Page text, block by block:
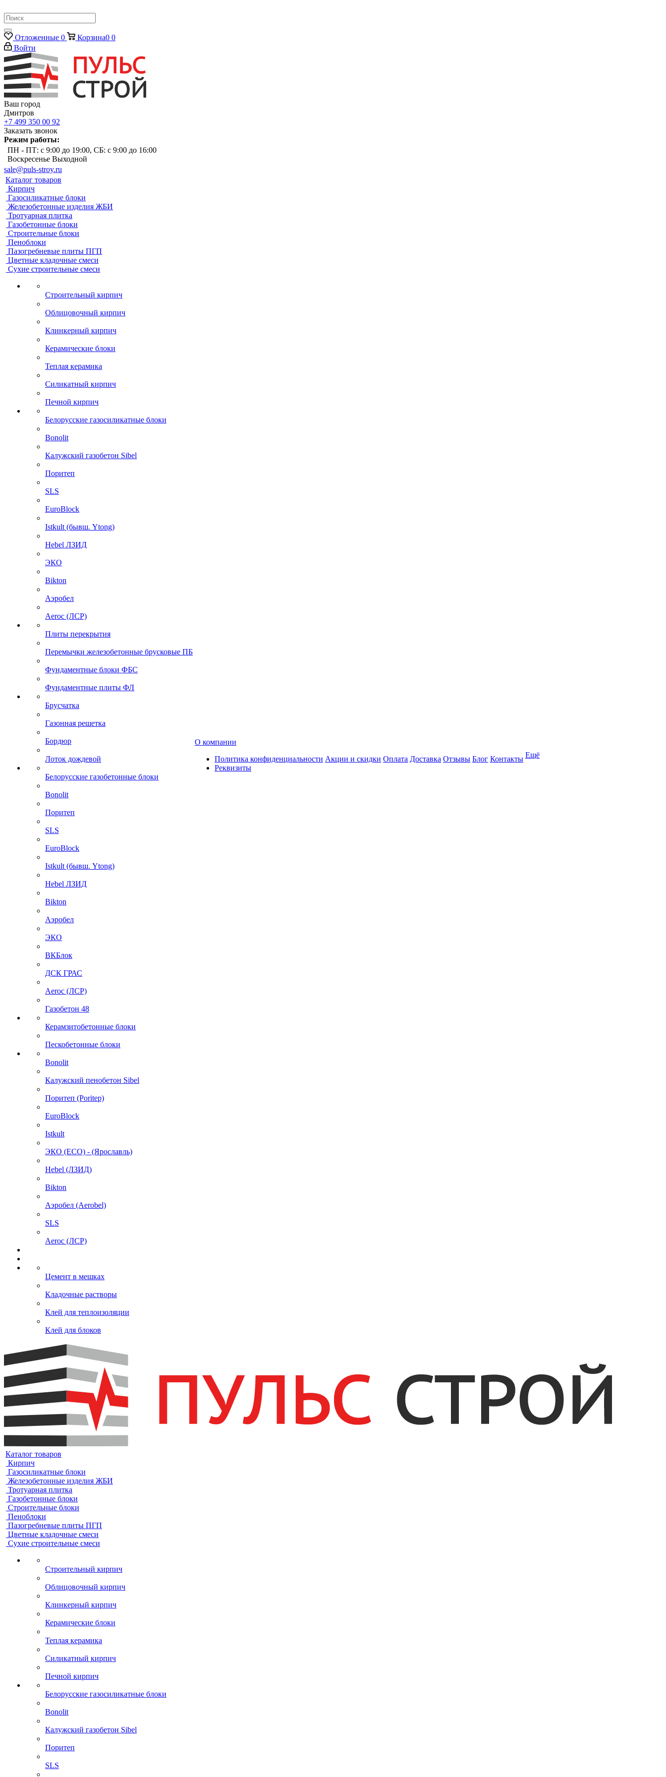
Отложенные 0 Корзина0 0
Войти
Ваш город
Дмитров
+7 499 350 00 92
Заказать звонок
Режим работы:
ПН - ПТ: с 9:00 до 19:00, СБ: с 9:00 до 16:00
Воскресенье Выходной
sale@puls-stroy.ru
Каталог товаров
Кирпич
Газосиликатные блоки
Железобетонные изделия ЖБИ
Тротуарная плитка
Газобетонные блоки
Строительные блоки
Пеноблоки
Пазогребневые плиты ПГП
Цветные кладочные смеси
Сухие строительные смеси
Строительный кирпич
Облицовочный кирпич
Клинкерный кирпич
Керамические блоки
Теплая керамика
Силикатный кирпич
Печной кирпич
Белорусские газосиликатные блоки
Bonolit
Калужский газобетон Sibel
Поритеп
SLS
EuroBlock
Istkult (бывш. Ytong)
Hebel ЛЗИД
ЭКО
Bikton
Аэробел
Aeroc (ЛСР)
Плиты перекрытия
Перемычки железобетонные брусковые ПБ
Фундаментные блоки ФБС
Фундаментные плиты ФЛ
Брусчатка
Газонная решетка
Бордюр
Лоток дождевой
Белорусские газобетонные блоки
Bonolit
Поритеп
SLS
EuroBlock
Istkult (бывш. Ytong)
Hebel ЛЗИД
Bikton
Аэробел
ЭКО
ВКБлок
ДСК ГРАС
Aeroc (ЛСР)
Газобетон 48
Керамзитобетонные блоки
Пескобетонные блоки
Bonolit
Калужский пенобетон Sibel
Поритеп (Poritep)
EuroBlock
Istkult
ЭКО (ECO) - (Ярославль)
Hebel (ЛЗИД)
Bikton
Аэробел (Aerobel)
SLS
Aeroc (ЛСР)
Цемент в мешках
Кладочные растворы
Клей для теплоизоляции
Клей для блоков
О компании
Политика конфиденциальности
Реквизиты
Акции и скидки Оплата Доставка Отзывы Блог Контакты Ещё
Каталог товаров
Кирпич
Газосиликатные блоки
Железобетонные изделия ЖБИ
Тротуарная плитка
Газобетонные блоки
Строительные блоки
Пеноблоки
Пазогребневые плиты ПГП
Цветные кладочные смеси
Сухие строительные смеси
Строительный кирпич
Облицовочный кирпич
Клинкерный кирпич
Керамические блоки
Теплая керамика
Силикатный кирпич
Печной кирпич
Белорусские газосиликатные блоки
Bonolit
Калужский газобетон Sibel
Поритеп
SLS